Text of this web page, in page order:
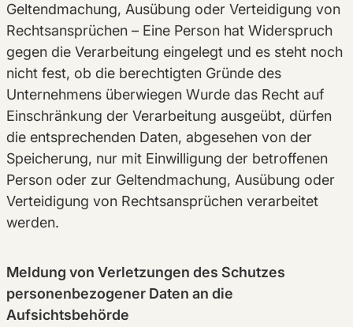
Geltendmachung, Ausübung oder Verteidigung von
Rechtsansprüchen – Eine Person hat Widerspruch
gegen die Verarbeitung eingelegt und es steht noch
nicht fest, ob die berechtigten Gründe des
Unternehmens überwiegen Wurde das Recht auf
Einschränkung der Verarbeitung ausgeübt, dürfen
die entsprechenden Daten, abgesehen von der
Speicherung, nur mit Einwilligung der betroffenen
Person oder zur Geltendmachung, Ausübung oder
Verteidigung von Rechtsansprüchen verarbeitet
werden.
Meldung von Verletzungen des Schutzes
personenbezogener Daten an die
Aufsichtsbehörde